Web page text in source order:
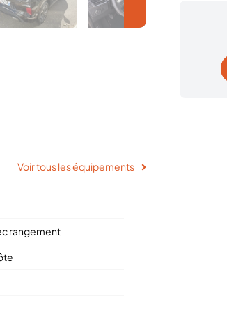
Voir tous les équipements
rangement